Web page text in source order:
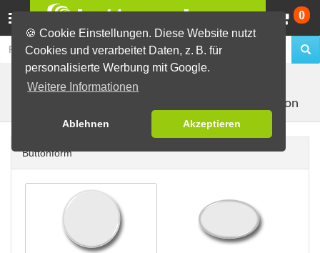
🍪 Cookie Einstellungen. Diese Website nutzt
Cookies und verarbeitet Daten, z. B. für
personalisierte Werbung mit Google.
Weitere Informationen
Ablehnen Akzeptieren
0
Buttons erstellen Buttons auf Karten
mit 1 Button
Buttonform